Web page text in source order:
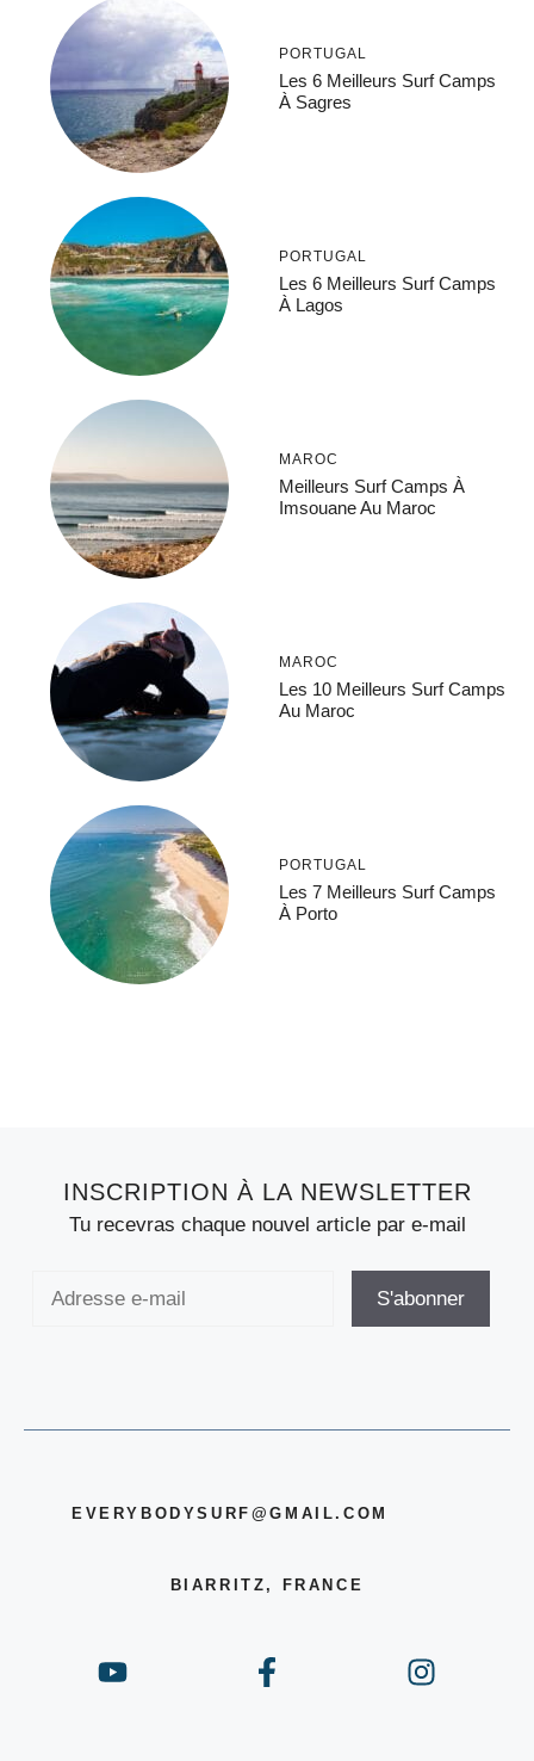
PORTUGAL
Les 6 Meilleurs Surf Camps
À Sagres
PORTUGAL
Les 6 Meilleurs Surf Camps
À Lagos
MAROC
Meilleurs Surf Camps À
Imsouane Au Maroc
MAROC
Les 10 Meilleurs Surf Camps
Au Maroc
PORTUGAL
Les 7 Meilleurs Surf Camps
À Porto
INSCRIPTION À LA NEWSLETTER
Tu recevras chaque nouvel article par e-mail
EVERYBODYSURF@GMAIL.COM
BIARRITZ, FRANCE